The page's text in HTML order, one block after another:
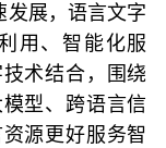
发展，语言文字
用、智能化服
术结合，围绕
型、跨语言信
源更好服务智